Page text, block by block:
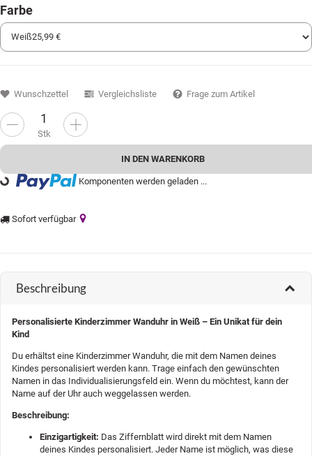
Farbe
Stk
IN DEN WARENKORB
Komponenten werden geladen ...
Sofort verfügbar
Wunschzettel Vergleichsliste Frage zum Artikel
Beschreibung
Personalisierte Kinderzimmer Wanduhr in Weiß – Ein Unikat für dein
Kind
Du erhältst eine Kinderzimmer Wanduhr, die mit dem Namen deines
Kindes personalisiert werden kann. Trage einfach den gewünschten
Namen in das Individualisierungsfeld ein. Wenn du möchtest, kann der
Name auf der Uhr auch weggelassen werden.
Beschreibung:
Einzigartigkeit: Das Ziffernblatt wird direkt mit dem Namen
deines Kindes personalisiert. Jeder Name ist möglich, was diese